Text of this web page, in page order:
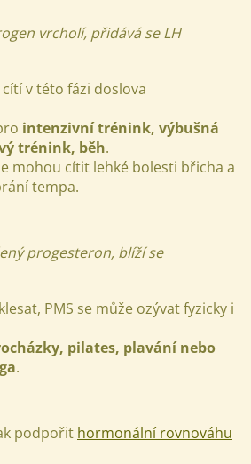
vrcholí, přidává se LH
v této fázi doslova
intenzivní trénink, výbušná
trénink, běh.
mohou cítit lehké bolesti břicha a
tempa.
progesteron, blíží se
PMS se může ozývat fyzicky i
pilates, plavání nebo
.
podpořit hormonální rovnováhu
Odeslat